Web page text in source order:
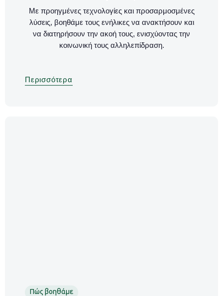
Με προηγμένες τεχνολογίες και προσαρμοσμένες
λύσεις, βοηθάμε τους ενήλικες να ανακτήσουν και
να διατηρήσουν την ακοή τους, ενισχύοντας την
κοινωνική τους αλληλεπίδραση.
Περισσότερα
Πώς βοηθάμε